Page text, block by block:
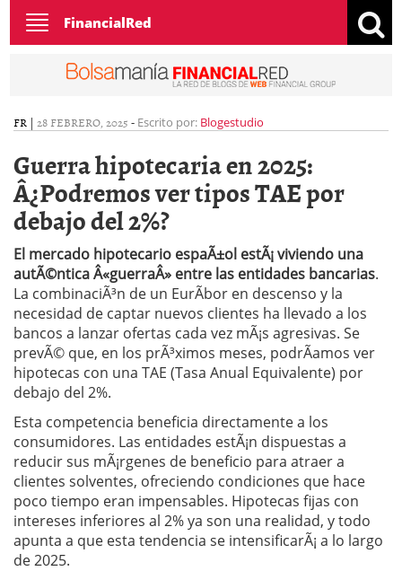
Toggle
navigation
FinancialRed
FR | 28 FEBRERO, 2025 - Escrito por: Blogestudio
Guerra hipotecaria en 2025:
Â¿Podremos ver tipos TAE por
debajo del 2%?
El mercado hipotecario espaÃ±ol estÃ¡ viviendo una
autÃ©ntica Â«guerraÂ» entre las entidades bancarias.
La combinaciÃ³n de un EurÃ­bor en descenso y la
necesidad de captar nuevos clientes ha llevado a los
bancos a lanzar ofertas cada vez mÃ¡s agresivas. Se
prevÃ© que, en los prÃ³ximos meses, podrÃ­amos ver
hipotecas con una TAE (Tasa Anual Equivalente) por
debajo del 2%.
Esta competencia beneficia directamente a los
consumidores. Las entidades estÃ¡n dispuestas a
reducir sus mÃ¡rgenes de beneficio para atraer a
clientes solventes, ofreciendo condiciones que hace
poco tiempo eran impensables. Hipotecas fijas con
intereses inferiores al 2% ya son una realidad, y todo
apunta a que esta tendencia se intensificarÃ¡ a lo largo
de 2025.